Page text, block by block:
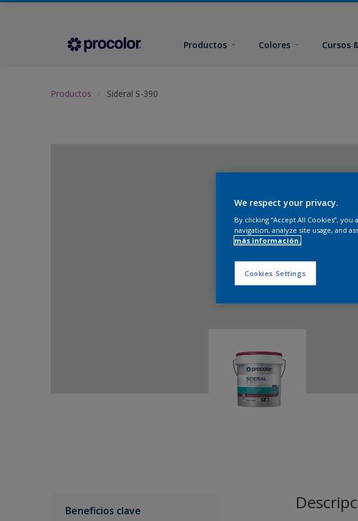
Productos Colores Cursos
Productos Sideral S-390
Beneficios clave
We respect your privacy.
By clicking “Accept All Cookies”,
navigation, analyze site usage, and
más información.
Cookies Settings